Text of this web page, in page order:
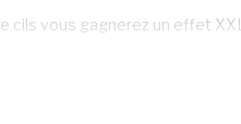
cils vous gagnerez un effet